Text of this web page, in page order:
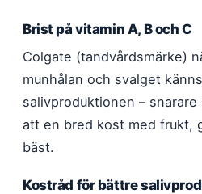
Brist på vitamin A, B och C
Colgate (tandvårdsmärke)
munhålan och svalget
salivproduktionen –
att en bred kost med frukt,
bäst.
Kostråd för bättre